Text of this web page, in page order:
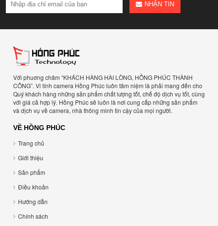
NHẬN TIN
Với phuơng châm “KHÁCH HÀNG HÀI LÒNG, HỒNG PHÚC THÀNH
CÔNG”. Vi tính camera Hồng Phúc luôn tâm niệm là phải mang đến cho
Quý khách hàng những sản phẩm chất lượng tốt, chế độ dịch vụ tốt, cùng
với giá cả hợp lý. Hồng Phúc sẽ luôn là nơi cung cấp những sản phẩm
và dịch vụ về camera, nhà thông minh tin cậy của mọi người.
VỀ HỒNG PHÚC
Trang chủ
Giới thiệu
Sản phẩm
Điều khoản
Hướng dẫn
Chính sách